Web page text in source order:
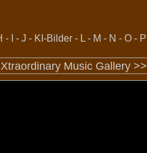
- - J - KI-Bilder - L - M - N - O - P
Xtraordinary Music Gallery >>